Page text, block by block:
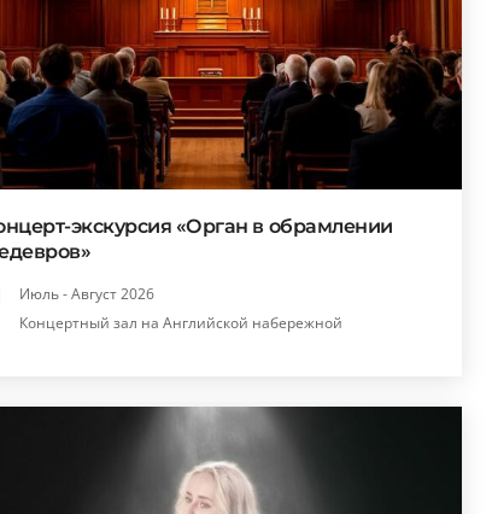
экскурсия «Орган в обрамлении
Июль - Август 2026
Концертный зал на Английской набережной